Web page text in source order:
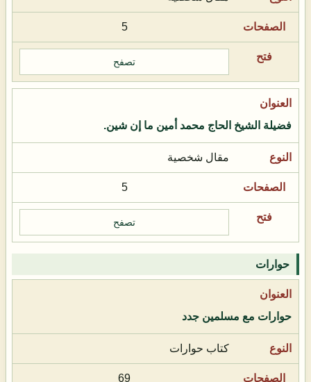
5
تصفح
فضيلة الشيخ الحاج محمد أمين ما إن شين.
مقال شخصية
5
تصفح
حوارات
حوارات مع مسلمين جدد
كتاب حوارات
69